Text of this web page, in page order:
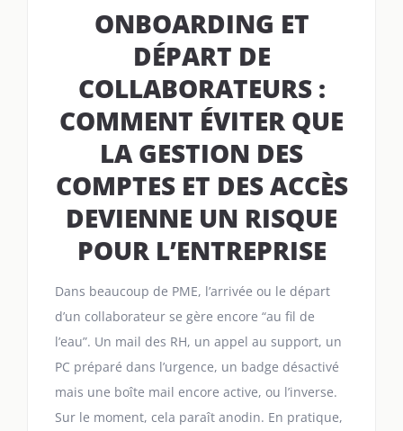
ONBOARDING ET
DÉPART DE
COLLABORATEURS :
COMMENT ÉVITER QUE
LA GESTION DES
COMPTES ET DES ACCÈS
DEVIENNE UN RISQUE
POUR L’ENTREPRISE
Dans beaucoup de PME, l’arrivée ou le départ
d’un collaborateur se gère encore “au fil de
l’eau”. Un mail des RH, un appel au support, un
PC préparé dans l’urgence, un badge désactivé
mais une boîte mail encore active, ou l’inverse.
Sur le moment, cela paraît anodin. En pratique,